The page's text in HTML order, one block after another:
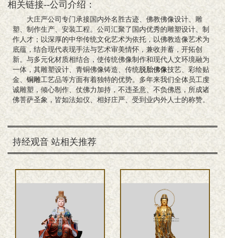
相关链接--公司介绍：
大庄严公司专门承接国内外名胜古迹、佛教佛像设计、雕
塑、制作生产、安装工程。公司汇聚了国内优秀的雕塑设计、制
作人才；以深厚的中华传统文化艺术为依托，以佛教造像艺术为
底蕴，结合现代表现手法与艺术审美情怀，兼收并蓄，开拓创
新。与多元化材质相结合，使传统佛像制作和现代人文环境融为
一体，其雕塑设计、青铜佛像铸造、传统脱胎佛像技艺、彩绘贴
金、 铜雕工艺品等方面有着独特的优势。多年来我们全体员工虔
诚雕塑，倾心制作、仗佛力加持，不违圣意、不负佛恩，所成诸
佛菩萨圣象，皆如法如仪、相好庄严、受到业内外人士的称赞。
持经观音 站相关推荐